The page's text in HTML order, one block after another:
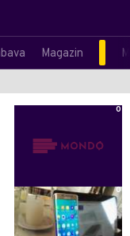
Magazin
0
0